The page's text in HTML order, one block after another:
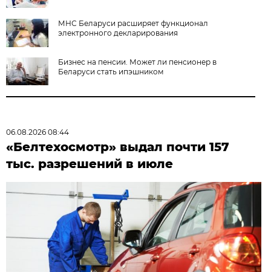
МНС Беларуси расширяет функционал
электронного декларирования
Бизнес на пенсии. Может ли пенсионер в
Беларуси стать ипэшником
06.08.2026 08:44
«Белтехосмотр» выдал почти 157
тыс. разрешений в июле